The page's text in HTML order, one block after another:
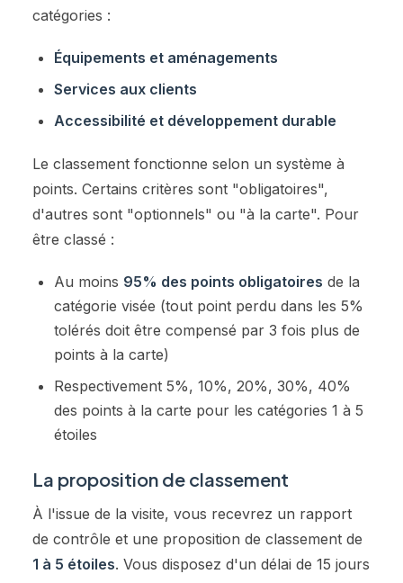
catégories :
Équipements et aménagements
Services aux clients
Accessibilité et développement durable
Le classement fonctionne selon un système à
points. Certains critères sont "obligatoires",
d'autres sont "optionnels" ou "à la carte". Pour
être classé :
Au moins 95% des points obligatoires de la
catégorie visée (tout point perdu dans les 5%
tolérés doit être compensé par 3 fois plus de
points à la carte)
Respectivement 5%, 10%, 20%, 30%, 40%
des points à la carte pour les catégories 1 à 5
étoiles
La proposition de classement
À l'issue de la visite, vous recevrez un rapport
de contrôle et une proposition de classement de
1 à 5 étoiles. Vous disposez d'un délai de 15 jours